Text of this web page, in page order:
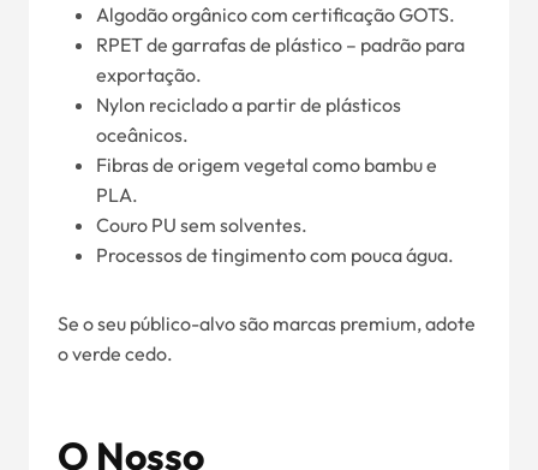
Algodão orgânico com certificação GOTS.
RPET de garrafas de plástico – padrão para
exportação.
Nylon reciclado a partir de plásticos
oceânicos.
Fibras de origem vegetal como bambu e
PLA.
Couro PU sem solventes.
Processos de tingimento com pouca água.
Se o seu público-alvo são marcas premium, adote
o verde cedo.
O Nosso